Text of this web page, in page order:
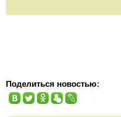
Поделиться новостью: